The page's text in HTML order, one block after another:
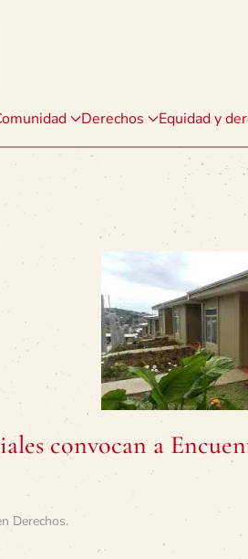
Derechos Equidad y
convocan a
Derechos.